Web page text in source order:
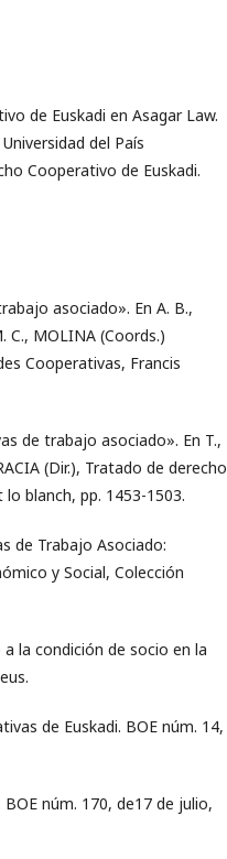
de Euskadi en Asagar Law.
del País
Cooperativo de Euskadi.
asociado». En A. B.,
C., MOLINA (Coords.)
Cooperativas, Francis
de trabajo asociado». En T.,
(Dir.), Tratado de derecho
blanch, pp. 1453-1503.
de Trabajo Asociado:
y Social, Colección
a la condición de socio en la
de Euskadi. BOE núm. 14,
núm. 170, de17 de julio,